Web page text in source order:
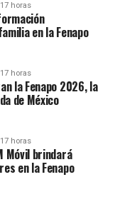
horas
en la Fenapo
horas
la Fenapo 2026, la
de México
horas
Móvil brindará
en la Fenapo